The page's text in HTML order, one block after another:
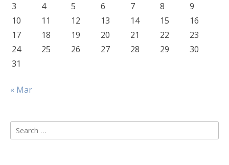
3
4 5 6 7 8
9
10
11 12 13 14 15
16
17
18 19 20 21 22
23
24
25 26 27 28 29
30
31
« Mar
Search
for: